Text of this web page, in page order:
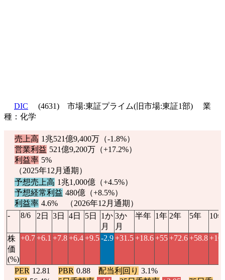
DIC
(4631) 市場:東証プライム(旧市場:東証1部) 業
種：化学
売上高 1兆521億9,400万（-1.8%）
営業利益 521億9,200万（+17.2%）
利益率 5%
（2025年12月通期）
予想売上高 1兆1,000億（+4.5%）
予想経常利益 480億（+8.5%）
利益率 4.6% （2026年12月通期）
-
8/6 2日 3日 4日 5日
1か
月
3か
月
半年 1年 2年 5年 10年
株
価
(%)
+0.7+6.1 +7.8+6.4+9.5-2.9+31.5+18.6+55+72.6+58.8
PER 12.81 PBR 0.88 配当利回り 3.1%